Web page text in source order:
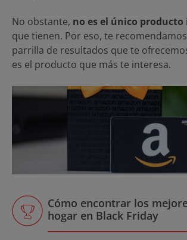
No obstante, no es el único
que tienen. Por eso, te
parrilla de resultados que te
es el producto que más te interesa.
Cómo encontrar los
hogar en Black Friday